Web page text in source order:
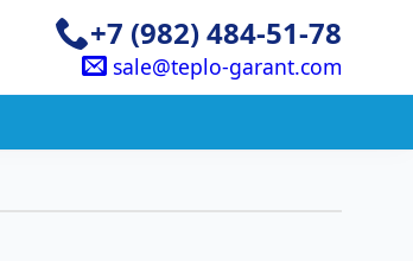
+7 (982) 484-51-78
sale@teplo-garant.com